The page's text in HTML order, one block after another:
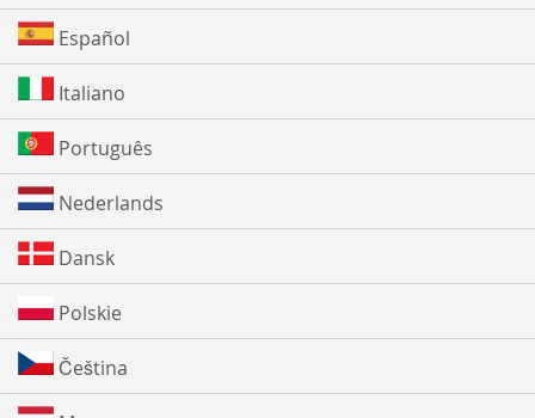
Español
Italiano
Português
Nederlands
Dansk
Polskie
Čeština